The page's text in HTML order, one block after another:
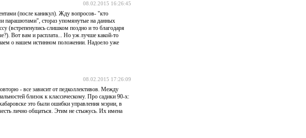
08.02.2015 16:26:45
(после каникул). Жду вопросов- "кто
парашютами", стораз упомянутые на данных
(встрепенулись слишком поздно и то благодаря
Вот вам и расплата... Но уж лучше какой-то
о нашем истинном положении. Надоело уже
08.02.2015 17:26:09
- все зависит от педколлективов. Между
близок к классическому. Про садики 90-х:
это были ошибки управления мэрии, в
лично общаться. Этим не стыжусь. Их имена